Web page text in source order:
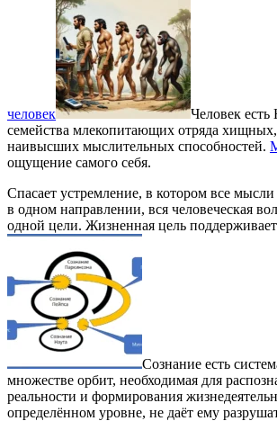
человек
Человек есть
семейства млекопитающих отряда
наивысших мыслительных способностей.
ощущение самого себя.
Спасает устремление, в котором все мысли
в одном направлении, вся человеческая
одной цели. Жизненная цель поддерживает
Сознание есть
множестве орбит, необходимая для
реальности и формирования
определённом уровне, не даёт ему